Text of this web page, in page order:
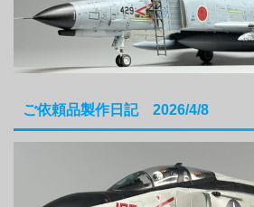
ご依頼品製作日記 2026/4/8